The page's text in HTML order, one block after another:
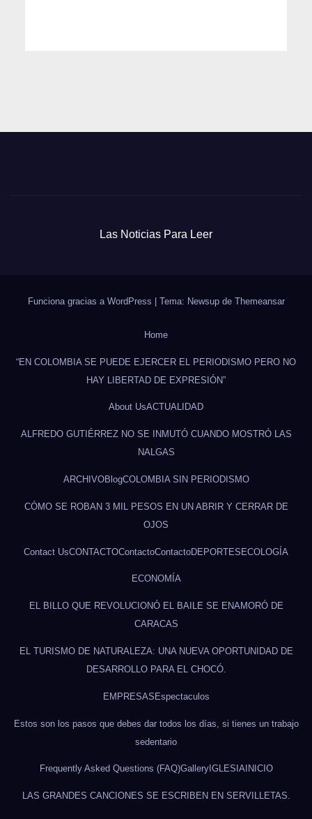
Las Noticias Para Leer
Funciona gracias a WordPress | Tema: Newsup de Themeansar
Home
“EN COLOMBIA SE PUEDE EJERCER EL PERIODISMO PERO NO
HAY LIBERTAD DE EXPRESIÓN”
About UsACTUALIDAD
ALFREDO GUTIÉRREZ NO SE INMUTÓ CUANDO MOSTRÓ LAS
NALGAS
ARCHIVOBlogCOLOMBIA SIN PERIODISMO
CÓMO SE ROBAN 3 MIL PESOS EN UN ABRIR Y CERRAR DE
OJOS
Contact UsCONTACTOContactoContactoDEPORTESECOLOGÍA
ECONOMÍA
EL BILLO QUE REVOLUCIONÓ EL BAILE SE ENAMORÓ DE
CARACAS
EL TURISMO DE NATURALEZA: UNA NUEVA OPORTUNIDAD DE
DESARROLLO PARA EL CHOCÓ.
EMPRESASEspectaculos
Estos son los pasos que debes dar todos los días, si tienes un trabajo
sedentario
Frequently Asked Questions (FAQ)GalleryIGLESIAINICIO
LAS GRANDES CANCIONES SE ESCRIBEN EN SERVILLETAS.